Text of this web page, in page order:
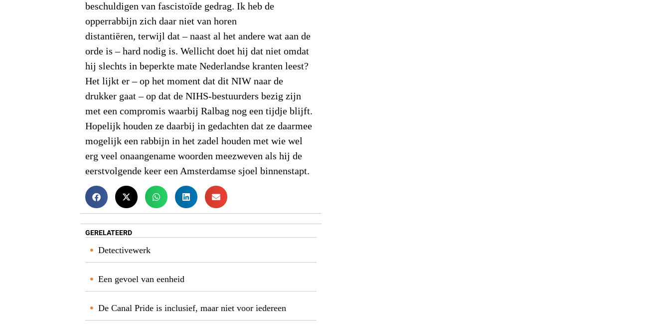
beschuldigen van fascistoïde gedrag. Ik heb de
opperrabbijn zich daar niet van horen
distantiëren, terwijl dat – naast al het andere wat aan de
orde is – hard nodig is. Wellicht doet hij dat niet omdat
hij slechts in beperkte mate Nederlandse kranten leest?
Het lijkt er – op het moment dat dit NIW naar de
drukker gaat – op dat de NIHS-bestuurders bezig zijn
met een compromis waarbij Ralbag nog een tijdje blijft.
Hopelijk houden ze daarbij in gedachten dat ze daarmee
mogelijk een rabbijn in het zadel houden met wie wel
erg veel onaangename woorden meezweven als hij de
eerstvolgende keer een Amsterdamse sjoel binnenstapt.
GERELATEERD
Detectivewerk
Een gevoel van eenheid
De Canal Pride is inclusief, maar niet voor iedereen